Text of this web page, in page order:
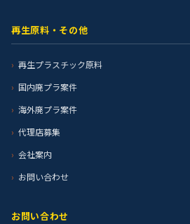
再生原料・その他
再生プラスチック原料
国内廃プラ案件
海外廃プラ案件
代理店募集
会社案内
お問い合わせ
お問い合わせ